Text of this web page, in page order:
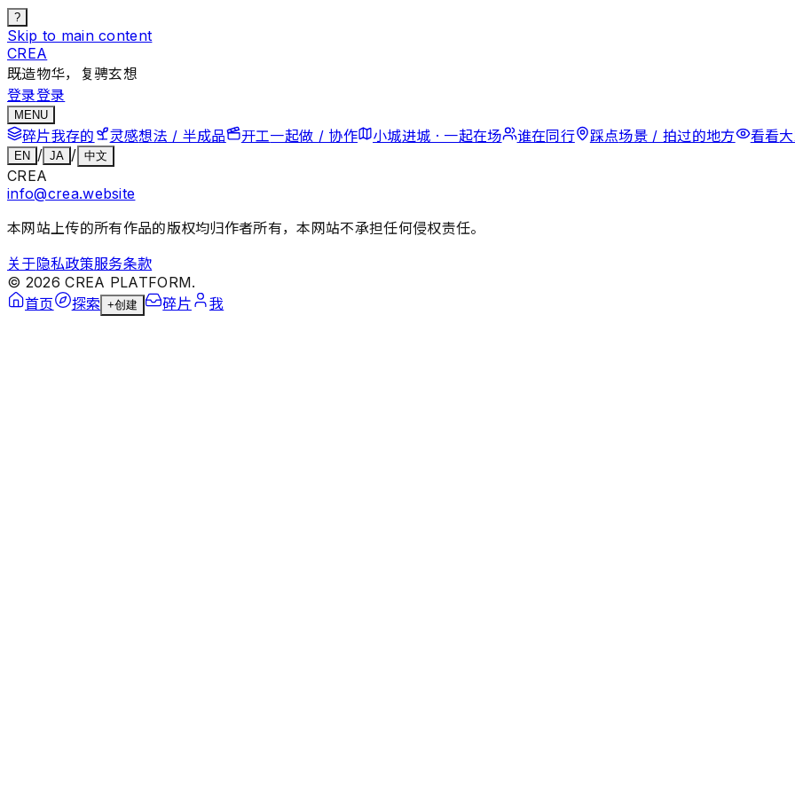
?
Skip to main content
CREA
既造物华，复骋玄想
登录登录
MENU
碎片我存的 灵感想法 / 半成品 开工一起做 / 协作 小城进城 · 一起在场 谁在同行 踩点场景 / 拍过的地方 看看
EN / JA / 中文
CREA
info@crea.website
本网站上传的所有作品的版权均归作者所有，本网站不承担任何侵权责任。
关于隐私政策服务条款
© 2026 CREA PLATFORM.
首页
探索 +创建 碎片 我